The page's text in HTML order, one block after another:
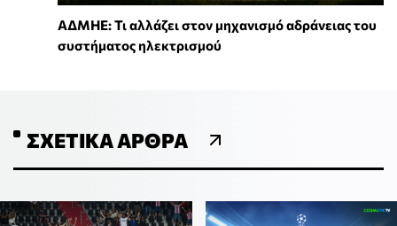
ΑΔΜΗΕ: Τι αλλάζει στον μηχανισμό αδράνειας του
συστήματος ηλεκτρισμού
ΣΧΕΤΙΚΆ ΆΡΘΡΑ